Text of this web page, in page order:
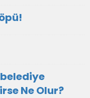
Ne Olur?